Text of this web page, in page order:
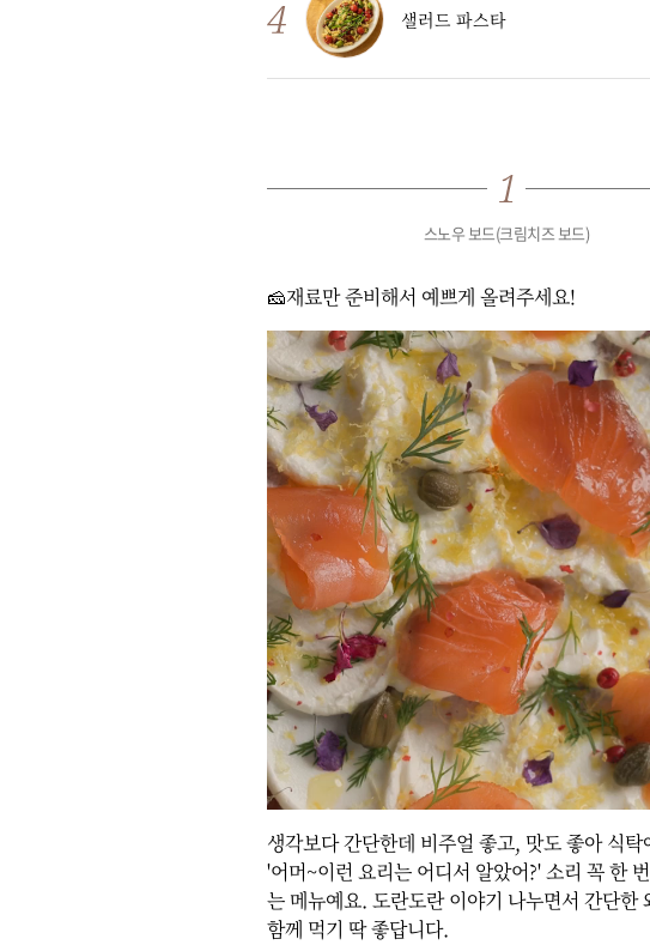
샐러드 파스타
스노우 보드(크림치즈 보드)
🧀재료만 준비해서 예쁘게 올려주세요!
생각보다 간단한데 비주얼 좋고, 맛도 좋아 식탁
'어머~이런 요리는 어디서 알았어?' 소리 꼭 한
는 메뉴예요. 도란도란 이야기 나누면서 간단한
함께 먹기 딱 좋답니다.